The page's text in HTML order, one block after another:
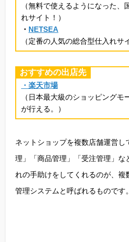
（無料で使えるようになった、
れサイト！）
・ NETSEA
（定番の人気の総合型仕入れサ
おすすめの出店先
・楽天市場
（日本最大級のショッピングモ
が行える。）
ネットショップを複数店舗運営し
理」「商品管理」「受注管理」な
れの手助けをしてくれるのが、複
管理システムと呼ばれるものです。